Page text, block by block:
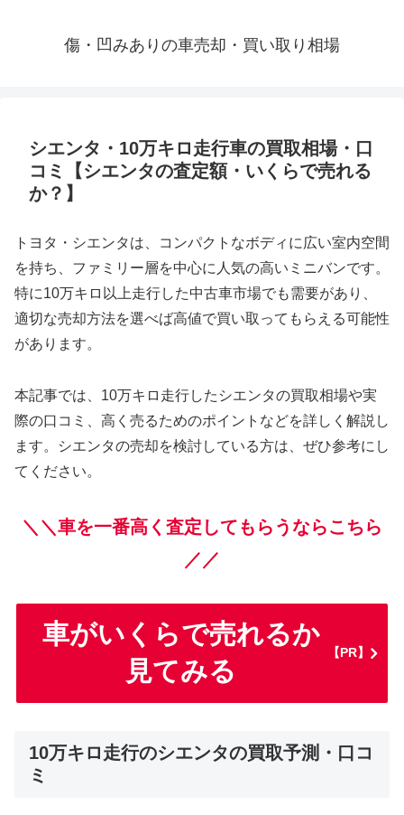
傷・凹みありの車売却・買い取り相場
シエンタ・10万キロ走行車の買取相場・口
コミ【シエンタの査定額・いくらで売れる
か？】
トヨタ・シエンタは、コンパクトなボディに広い室内空間
を持ち、ファミリー層を中心に人気の高いミニバンです。
特に10万キロ以上走行した中古車市場でも需要があり、
適切な売却方法を選べば高値で買い取ってもらえる可能性
があります。
本記事では、10万キロ走行したシエンタの買取相場や実
際の口コミ、高く売るためのポイントなどを詳しく解説し
ます。シエンタの売却を検討している方は、ぜひ参考にし
てください。
＼＼車を一番高く査定してもらうならこちら
／／
車がいくらで売れるか
見てみる
【PR】
10万キロ走行のシエンタの買取予測・口コ
ミ